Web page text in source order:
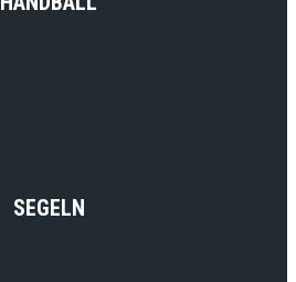
SEGELN